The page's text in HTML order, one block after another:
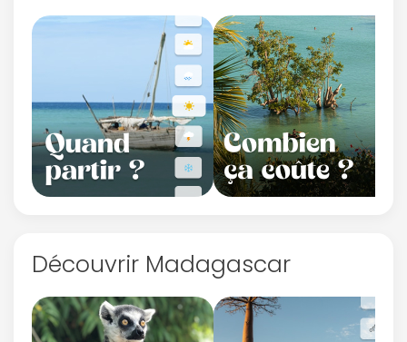
Découvrir Madagascar